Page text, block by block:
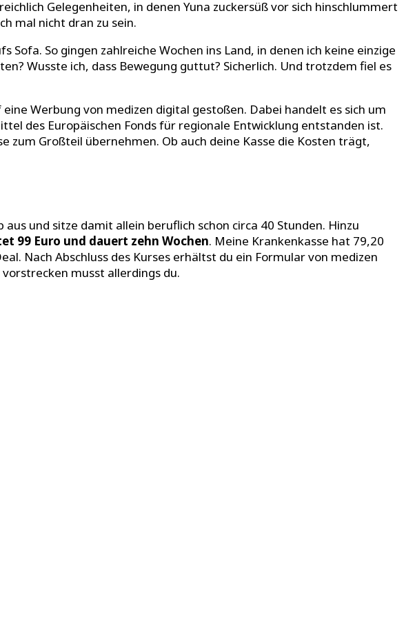
Gelegenheiten, in denen Yuna zuckersüß vor sich hinschlummert
mal nicht dran zu sein.
So gingen zahlreiche Wochen ins Land, in denen ich keine einzige
Wusste ich, dass Bewegung guttut? Sicherlich. Und trotzdem fiel es
Werbung von medizen digital gestoßen. Dabei handelt es sich um
des Europäischen Fonds für regionale Entwicklung entstanden ist.
zum Großteil übernehmen. Ob auch deine Kasse die Kosten trägt,
aus und sitze damit allein beruflich schon circa 40 Stunden. Hinzu
99 Euro und dauert zehn Wochen. Meine Krankenkasse hat 79,20
Nach Abschluss des Kurses erhältst du ein Formular von medizen
musst allerdings du.